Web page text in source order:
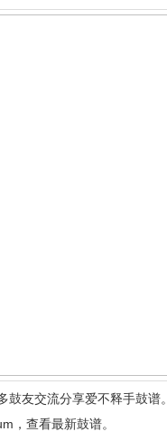
友交流分享爱不释手鼓谱。
，查看最新鼓谱。